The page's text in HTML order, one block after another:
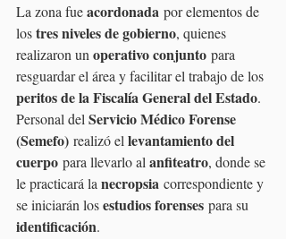
La zona fue acordonada por elementos de
los tres niveles de gobierno, quienes
realizaron un operativo conjunto para
resguardar el área y facilitar el trabajo de los
peritos de la Fiscalía General del Estado.
Personal del Servicio Médico Forense
(Semefo) realizó el levantamiento del
cuerpo para llevarlo al anfiteatro, donde se
le practicará la necropsia correspondiente y
se iniciarán los estudios forenses para su
identificación.